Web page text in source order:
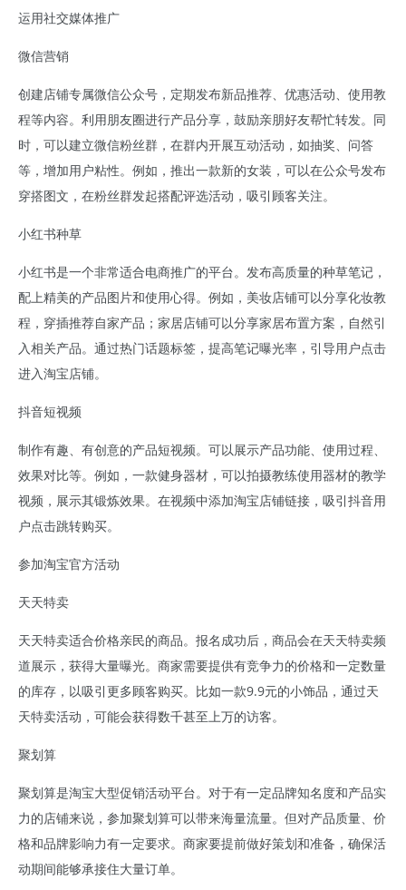
运用社交媒体推广
微信营销
创建店铺专属微信公众号，定期发布新品推荐、优惠活动、使用教
程等内容。利用朋友圈进行产品分享，鼓励亲朋好友帮忙转发。同
时，可以建立微信粉丝群，在群内开展互动活动，如抽奖、问答
等，增加用户粘性。例如，推出一款新的女装，可以在公众号发布
穿搭图文，在粉丝群发起搭配评选活动，吸引顾客关注。
小红书种草
小红书是一个非常适合电商推广的平台。发布高质量的种草笔记，
配上精美的产品图片和使用心得。例如，美妆店铺可以分享化妆教
程，穿插推荐自家产品；家居店铺可以分享家居布置方案，自然引
入相关产品。通过热门话题标签，提高笔记曝光率，引导用户点击
进入淘宝店铺。
抖音短视频
制作有趣、有创意的产品短视频。可以展示产品功能、使用过程、
效果对比等。例如，一款健身器材，可以拍摄教练使用器材的教学
视频，展示其锻炼效果。在视频中添加淘宝店铺链接，吸引抖音用
户点击跳转购买。
参加淘宝官方活动
天天特卖
天天特卖适合价格亲民的商品。报名成功后，商品会在天天特卖频
道展示，获得大量曝光。商家需要提供有竞争力的价格和一定数量
的库存，以吸引更多顾客购买。比如一款9.9元的小饰品，通过天
天特卖活动，可能会获得数千甚至上万的访客。
聚划算
聚划算是淘宝大型促销活动平台。对于有一定品牌知名度和产品实
力的店铺来说，参加聚划算可以带来海量流量。但对产品质量、价
格和品牌影响力有一定要求。商家要提前做好策划和准备，确保活
动期间能够承接住大量订单。